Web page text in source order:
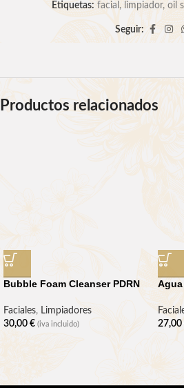
Etiquetas: facial , limpiador, oil
Seguir:
Productos relacionados
Bubble Foam Cleanser PDRN
Faciales, Limpiadores
30,00 € (iva incluido)
27,00